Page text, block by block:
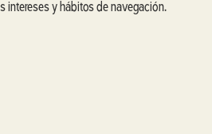
intereses y hábitos de navegación.